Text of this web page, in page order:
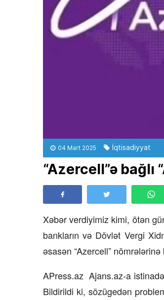
04 Mart 2025 İqtisadiyyat
“Azercell”ə
Xəbər verdiyimiz kimi, ötən
bankların və Dövlət Vergi
əsasən “Azercell” nömrələrinə
APress.az Ajans.az-a
Bildirildi ki, sözügedən
23 İyul 2026, 15:48